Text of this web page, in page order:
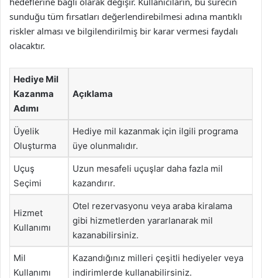
sunduğu tüm fırsatları değerlendirebilmesi adına mantıklı
riskler alması ve bilgilendirilmiş bir karar vermesi faydalı
olacaktır.
Hediye Mil
Kazanma
Adımı
Açıklama
Üyelik
Oluşturma
Hediye mil kazanmak için ilgili programa
üye olunmalıdır.
Uçuş
Seçimi
Uzun mesafeli uçuşlar daha fazla mil
kazandırır.
Hizmet
Kullanımı
Otel rezervasyonu veya araba kiralama
gibi hizmetlerden yararlanarak mil
kazanabilirsiniz.
Mil
Kullanımı
Kazandığınız milleri çeşitli hediyeler veya
indirimlerde kullanabilirsiniz.